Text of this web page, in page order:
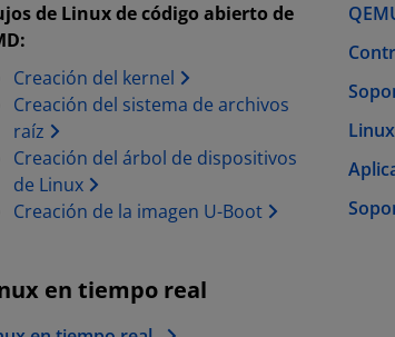
de Linux de código abierto de
Creación del kernel
Creación del sistema de archivos
raíz
Creación del árbol de dispositivos
de Linux
Creación de la imagen U-Boot
en tiempo real